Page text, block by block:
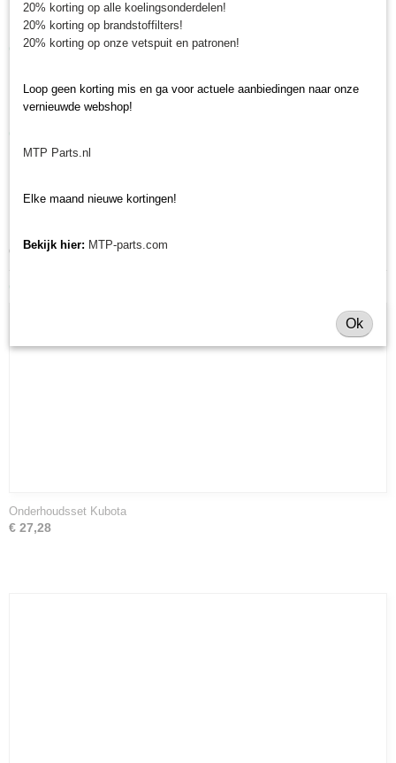
Diameter buiten: 97 mm
Gegevens hydrostaat oliefilter
Diameter buiten: 83 mm
Lengte: 175 mm
Diameter binnen: 40 mm
deze filters, voor uw Shibaura SX 24.
Onderhoudsset Kubota
€ 27,28
20% korting op alle koelingsonderdelen!
20% korting op brandstoffilters!
20% korting op onze vetspuit en patronen!
Loop geen korting mis en ga voor actuele aanbiedingen naar onze
vernieuwde webshop!
MTP Parts.nl
Elke maand nieuwe kortingen!
Bekijk hier: MTP-parts.com
Ok